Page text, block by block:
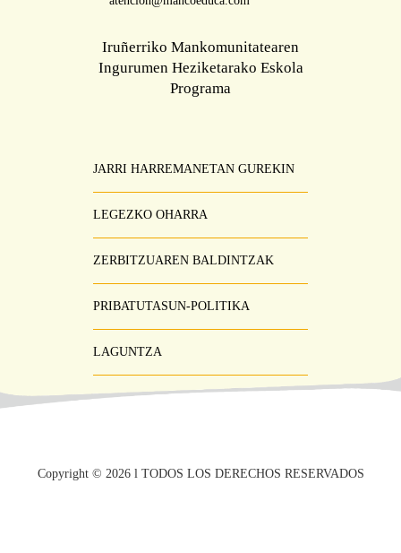
Iruñerriko Mankomunitatearen
Ingurumen Heziketarako Eskola
Programa
Pie
Menú
JARRI HARREMANETAN GUREKIN
LEGEZKO OHARRA
ZERBITZUAREN BALDINTZAK
PRIBATUTASUN-POLITIKA
LAGUNTZA
Copyright © 2026l TODOS LOS DERECHOS RESERVADOS